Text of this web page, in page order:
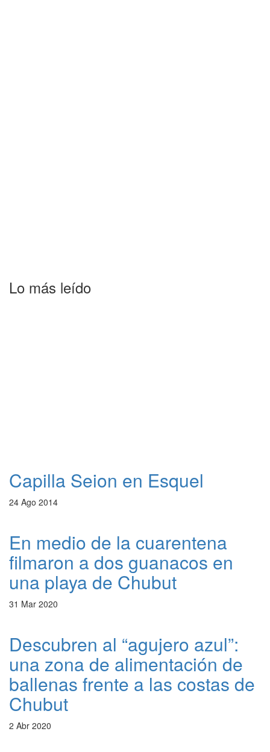
Lo más leído
Capilla Seion en Esquel
24 Ago 2014
En medio de la cuarentena
filmaron a dos guanacos en
una playa de Chubut
31 Mar 2020
Descubren al “agujero azul”:
una zona de alimentación de
ballenas frente a las costas de
Chubut
2 Abr 2020